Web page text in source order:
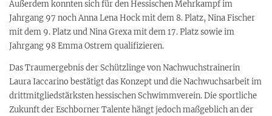
Außerdem konnten sich für den Hessischen Mehrkampf im
Jahrgang 97 noch Anna Lena Hock mit dem 8. Platz, Nina Fischer
mit dem 9. Platz und Nina Grexa mit dem 17. Platz sowie im
Jahrgang 98 Emma Ostrem qualifizieren.
Das Traumergebnis der Schützlinge von Nachwuchstrainerin
Laura Iaccarino bestätigt das Konzept und die Nachwuchsarbeit im
drittmitgliedstärksten hessischen Schwimmverein. Die sportliche
Zukunft der Eschborner Talente hängt jedoch maßgeblich an der